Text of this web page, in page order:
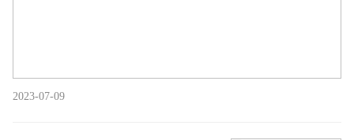
2023-07-09